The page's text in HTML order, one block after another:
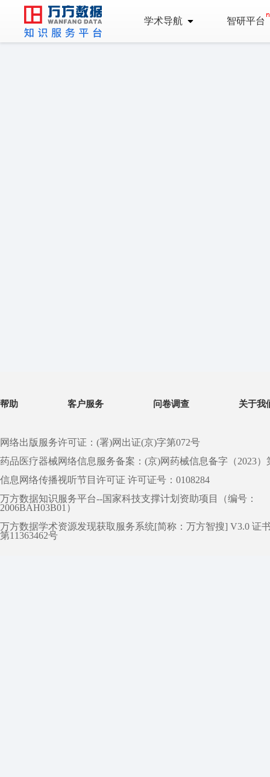
学术导航 智研平台
帮助 客户服务 问卷调查 关于我
网络出版服务许可证：(署)网出证(京)字第072号
药品医疗器械网络信息服务备案：(京)网药械信息备字（2023）
信息网络传播视听节目许可证 许可证号：0108284
万方数据知识服务平台--国家科技支撑计划资助项目（编号：
2006BAH03B01）
万方数据学术资源发现获取服务系统[简称：万方智搜] V3.0 证
第11363462号